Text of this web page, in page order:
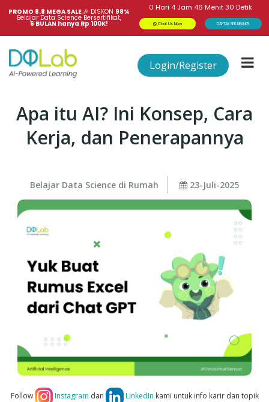
PROMO 8.8 MEGA SALE 🎉 DISKON 98%
Belajar Data Science Bersertifikat,
6 BULAN hanya Rp 100K!
0 Hari 4Jam 46 Menit30 Detik
Chat Us Now DAFTAR SEKARANG!
Login/Register
Apa itu AI? Ini Konsep, Cara
Kerja, dan Penerapannya
Belajar Data Science di Rumah 23-Juli-2025
Follow Instagram dan LinkedIn kami untuk info karir dan topik